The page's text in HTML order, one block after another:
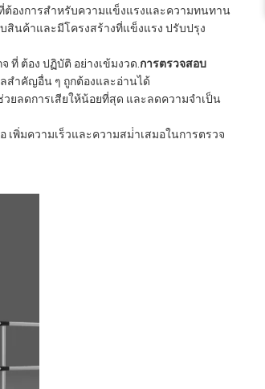
องการสําหรับความแข็งแรงและความทนทาน
นค้าและมีโครงสร้างที่แข็งแรง ปรับปรุง
ที่ ต้อง ปฏิบัติ อย่างเข้มงวด. การตรวจสอบ
สําคัญอื่น ๆ ถูกต้องและอ่านได้
ยลดการเสียให้น้อยที่สุด และลดความจําเป็น
พิ่มความเร็วและความสม่ําเสมอในการตรวจ